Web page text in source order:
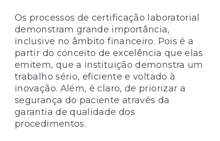
Os processos de certificação laboratorial
demonstram grande importância,
inclusive no âmbito financeiro. Pois é a
partir do conceito de excelência que elas
emitem, que a instituição demonstra um
trabalho sério, eficiente e voltado à
inovação. Além, é claro, de priorizar a
segurança do paciente através da
garantia de qualidade dos
procedimentos.